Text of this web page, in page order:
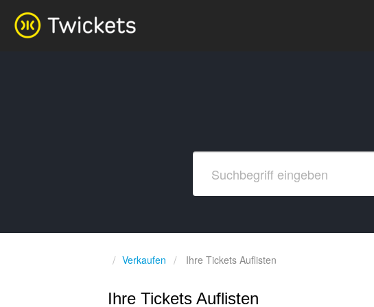
Verkaufen Ihre Tickets Auflisten
Ihre Tickets Auflisten